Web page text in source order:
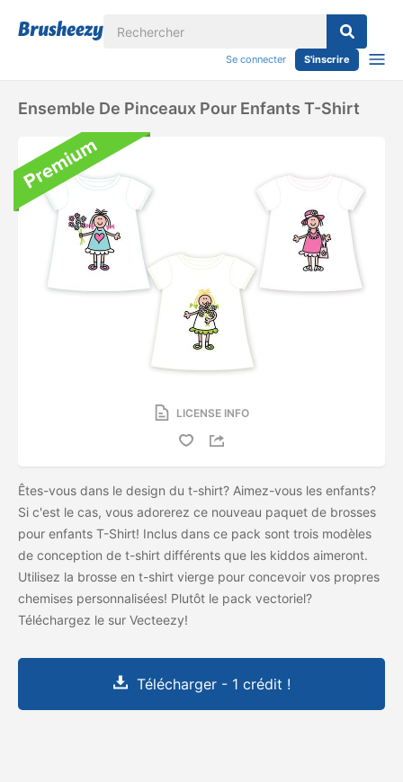
Se connecter S'inscrire
Ensemble De Pinceaux Pour Enfants T-Shirt
LICENSE INFO
Êtes-vous dans le design du t-shirt? Aimez-vous les enfants?
Si c'est le cas, vous adorerez ce nouveau paquet de brosses
pour enfants T-Shirt! Inclus dans ce pack sont trois modèles
de conception de t-shirt différents que les kiddos aimeront.
Utilisez la brosse en t-shirt vierge pour concevoir vos propres
chemises personnalisées! Plutôt le pack vectoriel?
Téléchargez le sur Vecteezy!
Télécharger - 1 crédit !